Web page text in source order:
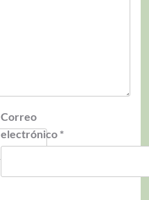
Correo
electrónico *